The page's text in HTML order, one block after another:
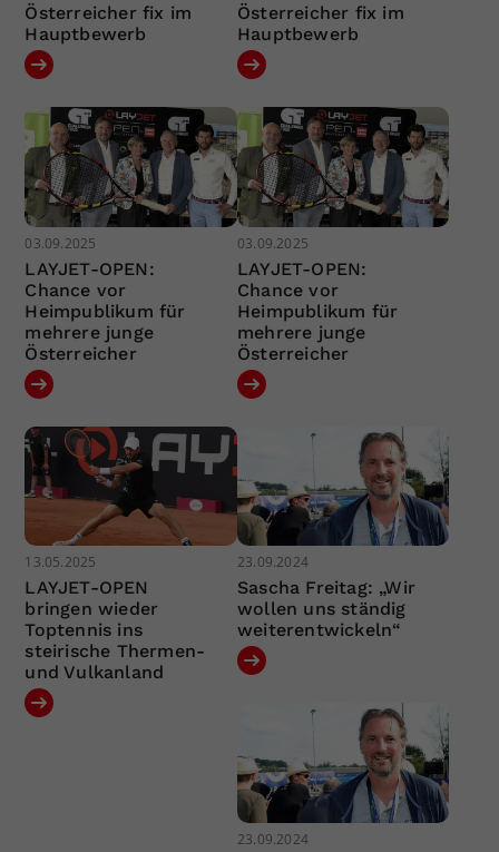
Österreicher fix im
Hauptbewerb
Österreicher fix im
Hauptbewerb
03.09.2025
LAYJET-OPEN:
Chance vor
Heimpublikum für
mehrere junge
Österreicher
03.09.2025
LAYJET-OPEN:
Chance vor
Heimpublikum für
mehrere junge
Österreicher
13.05.2025
LAYJET-OPEN
bringen wieder
Toptennis ins
steirische Thermen-
und Vulkanland
23.09.2024
Sascha Freitag: „Wir
wollen uns ständig
weiterentwickeln“
23.09.2024